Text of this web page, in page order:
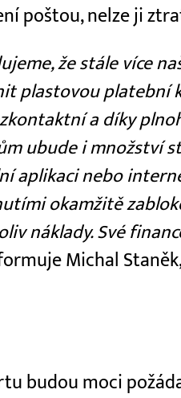
poštou, nelze ji
že stále více
plastovou platební
a díky
ubude i množství
aplikaci nebo
okamžitě
náklady. Své
Michal
budou moci